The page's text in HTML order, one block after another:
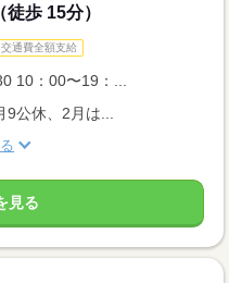
歩 15分）
交通費全額支給
10：00〜19：...
公休、2月は...
見る